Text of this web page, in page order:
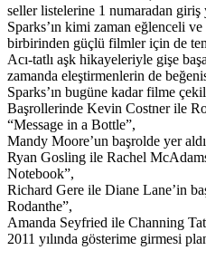
seller listelerine 1 numaradan giriş
Sparks’ın kimi zaman eğlenceli
birbirinden güçlü filmler için de
Acı-tatlı aşk hikayeleriyle gişe
zamanda eleştirmenlerin de
Sparks’ın bugüne kadar filme
Başrollerinde Kevin Costner ile
“Message in a Bottle”,
Mandy Moore’un başrolde yer
Ryan Gosling ile Rachel
Notebook”,
Richard Gere ile Diane Lane’in
Rodanthe”,
Amanda Seyfried ile Channing
2011 yılında gösterime girmesi